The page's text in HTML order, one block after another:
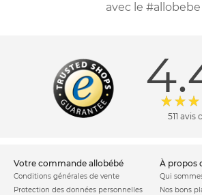
avec le #allobebe
511 avis
votre commande allobébé
Conditions générales de vente
Protection des données personnelles
à
Qui
Nos bons